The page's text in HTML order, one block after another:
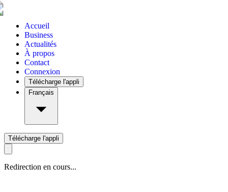
Accueil
Business
Actualités
À propos
Contact
Connexion
Télécharge l'appli
Français
Télécharge l'appli
Redirection en cours...